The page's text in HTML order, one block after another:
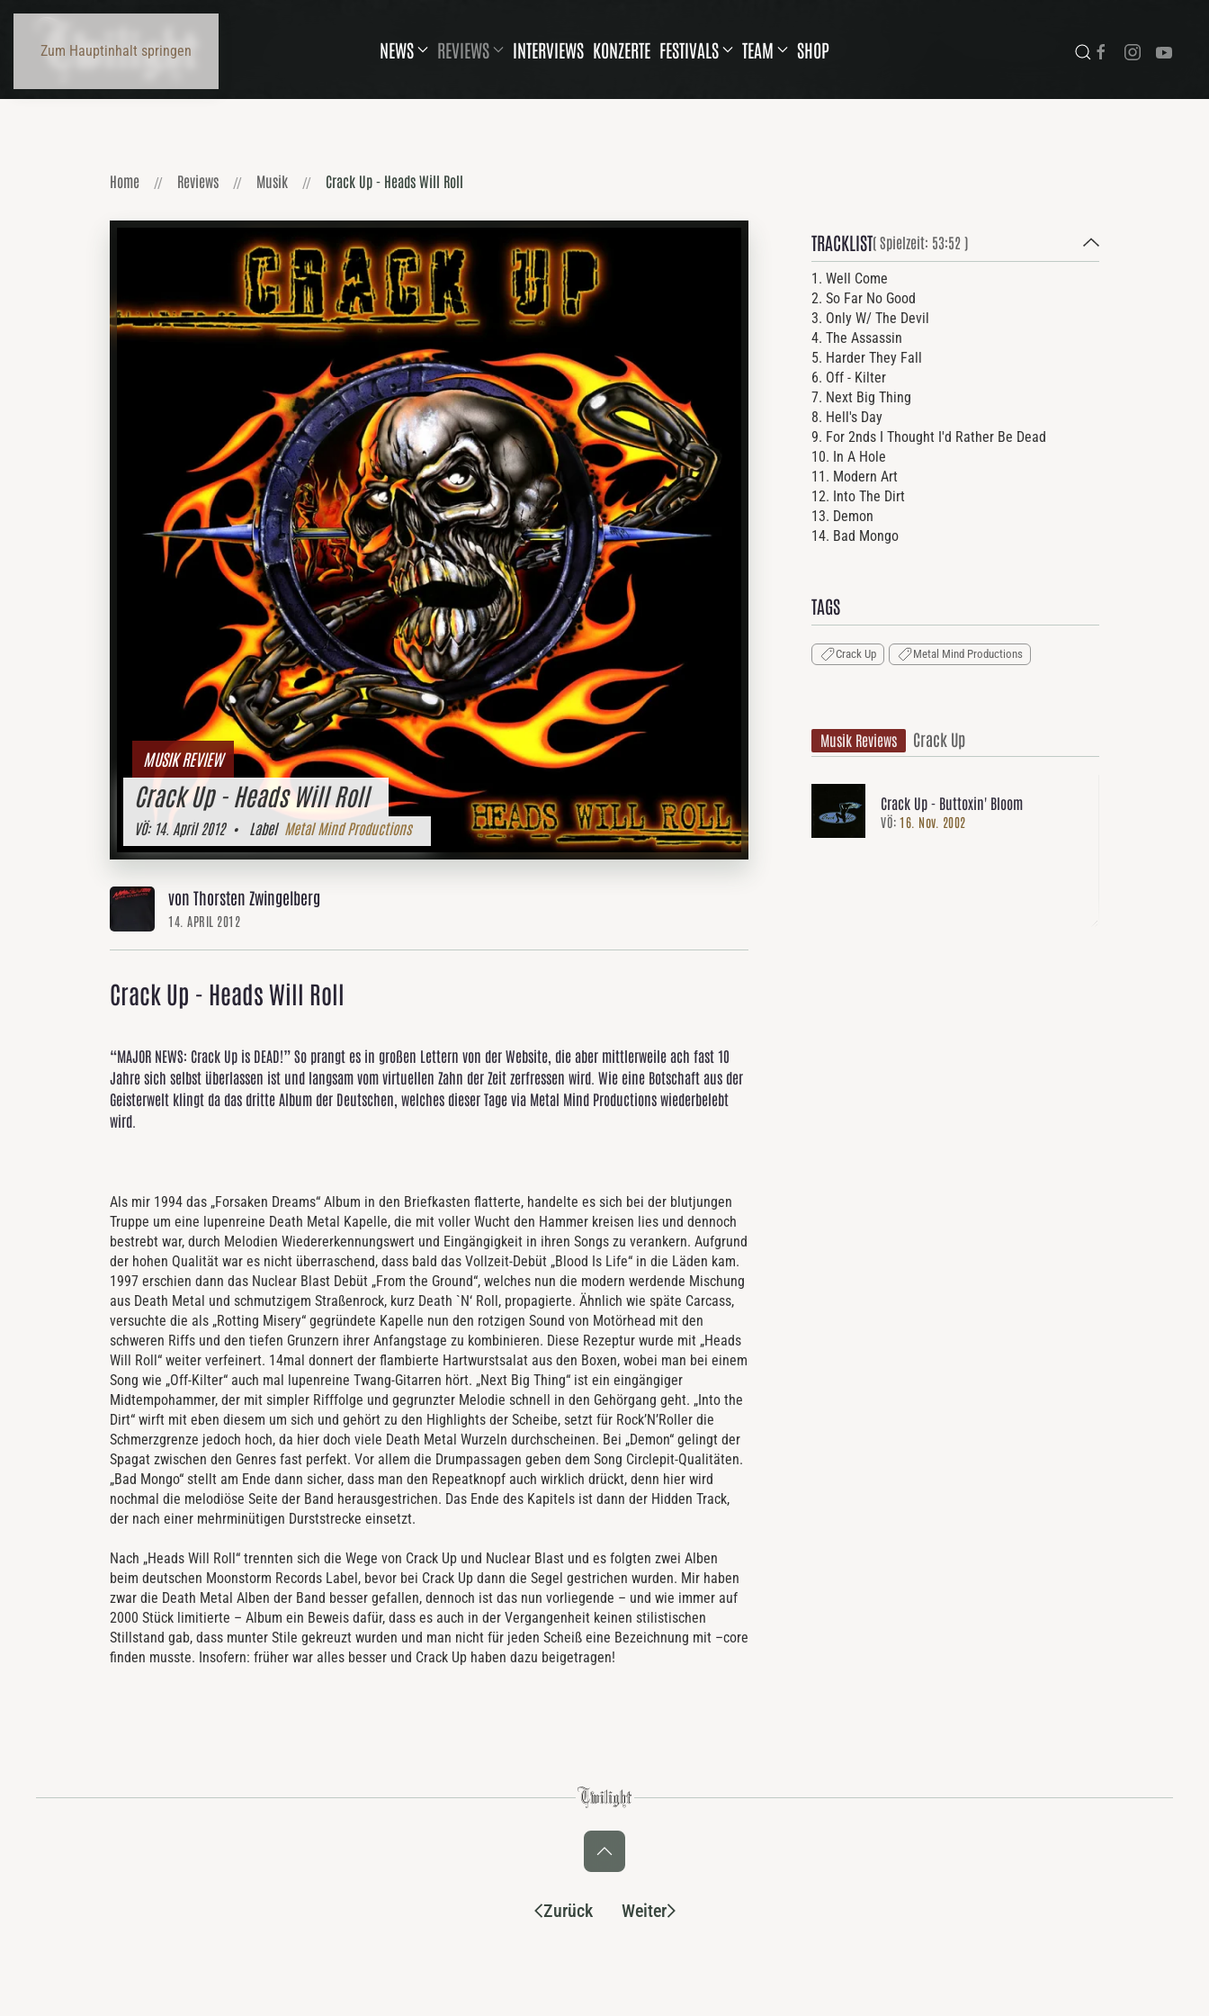
Zum Hauptinhalt springen NEWS REVIEWS INTERVIEWS KONZERTE FESTIVALS TEAM SHOP
Home Reviews Musik Crack Up - Heads Will Roll
MUSIK REVIEW
Crack Up - Heads Will Roll
VÖ:14. April 2012• Label Metal Mind Productions
von Thorsten Zwingelberg
14. APRIL 2012
Crack Up - Heads Will Roll
“MAJOR NEWS: Crack Up is DEAD!” So prangt es in großen Lettern von der Website, die aber mittlerweile ach fast 10
Jahre sich selbst überlassen ist und langsam vom virtuellen Zahn der Zeit zerfressen wird. Wie eine Botschaft aus der
Geisterwelt klingt da das dritte Album der Deutschen, welches dieser Tage via Metal Mind Productions wiederbelebt
wird.
Als mir 1994 das „Forsaken Dreams“ Album in den Briefkasten flatterte, handelte es sich bei der blutjungen
Truppe um eine lupenreine Death Metal Kapelle, die mit voller Wucht den Hammer kreisen lies und dennoch
bestrebt war, durch Melodien Wiedererkennungswert und Eingängigkeit in ihren Songs zu verankern. Aufgrund
der hohen Qualität war es nicht überraschend, dass bald das Vollzeit-Debüt „Blood Is Life“ in die Läden kam.
1997 erschien dann das Nuclear Blast Debüt „From the Ground“, welches nun die modern werdende Mischung
aus Death Metal und schmutzigem Straßenrock, kurz Death `N‘ Roll, propagierte. Ähnlich wie späte Carcass,
versuchte die als „Rotting Misery“ gegründete Kapelle nun den rotzigen Sound von Motörhead mit den
schweren Riffs und den tiefen Grunzern ihrer Anfangstage zu kombinieren. Diese Rezeptur wurde mit „Heads
Will Roll“ weiter verfeinert. 14mal donnert der flambierte Hartwurstsalat aus den Boxen, wobei man bei einem
Song wie „Off-Kilter“ auch mal lupenreine Twang-Gitarren hört. „Next Big Thing“ ist ein eingängiger
Midtempohammer, der mit simpler Rifffolge und gegrunzter Melodie schnell in den Gehörgang geht. „Into the
Dirt“ wirft mit eben diesem um sich und gehört zu den Highlights der Scheibe, setzt für Rock’N’Roller die
Schmerzgrenze jedoch hoch, da hier doch viele Death Metal Wurzeln durchscheinen. Bei „Demon“ gelingt der
Spagat zwischen den Genres fast perfekt. Vor allem die Drumpassagen geben dem Song Circlepit-Qualitäten.
„Bad Mongo“ stellt am Ende dann sicher, dass man den Repeatknopf auch wirklich drückt, denn hier wird
nochmal die melodiöse Seite der Band herausgestrichen. Das Ende des Kapitels ist dann der Hidden Track,
der nach einer mehrminütigen Durststrecke einsetzt.
Nach „Heads Will Roll“ trennten sich die Wege von Crack Up und Nuclear Blast und es folgten zwei Alben
beim deutschen Moonstorm Records Label, bevor bei Crack Up dann die Segel gestrichen wurden. Mir haben
zwar die Death Metal Alben der Band besser gefallen, dennoch ist das nun vorliegende – und wie immer auf
2000 Stück limitierte – Album ein Beweis dafür, dass es auch in der Vergangenheit keinen stilistischen
Stillstand gab, dass munter Stile gekreuzt wurden und man nicht für jeden Scheiß eine Bezeichnung mit –core
finden musste. Insofern: früher war alles besser und Crack Up haben dazu beigetragen!
TRACKLIST( Spielzeit: 53:52 )
1. Well Come
2. So Far No Good
3. Only W/ The Devil
4. The Assassin
5. Harder They Fall
6. Off - Kilter
7. Next Big Thing
8. Hell's Day
9. For 2nds I Thought I'd Rather Be Dead
10. In A Hole
11. Modern Art
12. Into The Dirt
13. Demon
14. Bad Mongo
TAGS
Crack Up Metal Mind Productions
Musik Reviews Crack Up
Crack Up - Buttoxin' Bloom
VÖ: 16. Nov. 2002
Zurück Weiter